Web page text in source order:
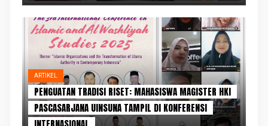
ARTIKEL
PENGUATAN TRADISI RISET: MAHASISWA MAGISTER HKI
PASCASARJANA UINSUNA TAMPIL DI KONFERENSI